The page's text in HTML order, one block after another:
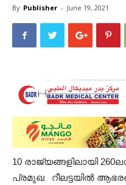
By Publisher - June 19, 2021
10 രാജ്യങ്ങളിലായി
പ്രമുഖ റീലട്ടയില്‍